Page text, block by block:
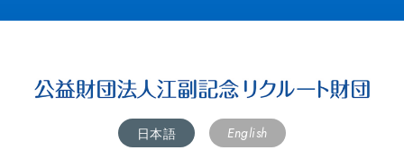
日本語 English